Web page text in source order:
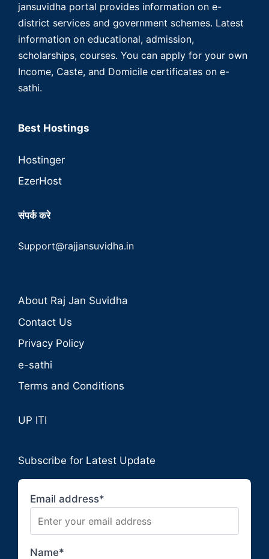
jansuvidha portal provides information on e-
district services and government schemes. Latest
information on educational, admission,
scholarships, courses. You can apply for your own
Income, Caste, and Domicile certificates on e-
sathi.
Best Hostings
Hostinger
EzerHost
संपर्क करे
Support@rajjansuvidha.in
About Raj Jan Suvidha
Contact Us
Privacy Policy
e-sathi
Terms and Conditions
UP ITI
Subscribe for Latest Update
Email address*
Name*